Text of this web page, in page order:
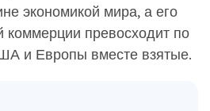
экономикой мира, а его
коммерции превосходит по
и Европы вместе взятые.